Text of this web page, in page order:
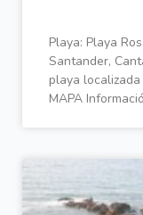
Playa: Playa
Santander,
playa
MAPA